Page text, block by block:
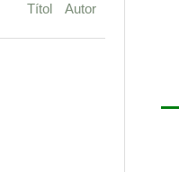
Títol Autor